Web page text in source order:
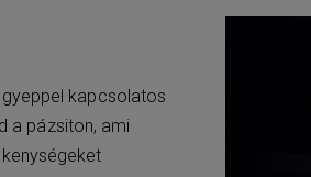
kapcsolatos
a pázsiton, ami